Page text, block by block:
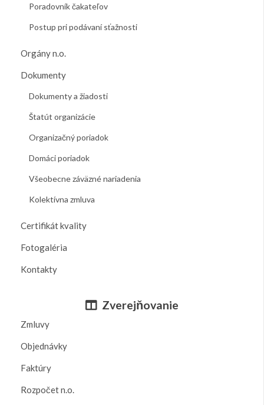
Poradovník čakateľov
Postup pri podávaní sťažnosti
Orgány n.o.
Dokumenty
Dokumenty a žiadosti
Štatút organizácie
Organizačný poriadok
Domáci poriadok
Všeobecne záväzné nariadenia
Kolektívna zmluva
Certifikát kvality
Fotogaléria
Kontakty
Zverejňovanie
Zmluvy
Objednávky
Faktúry
Rozpočet n.o.